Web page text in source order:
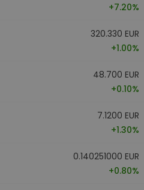
+7.20%
320.330 EUR
+1.00%
48.700 EUR
+0.10%
7.1200 EUR
+1.30%
0.140251000 EUR
+0.80%